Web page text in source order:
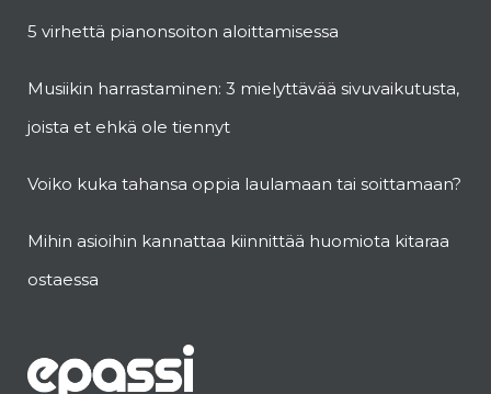
5 virhettä pianonsoiton aloittamisessa
Musiikin harrastaminen: 3 mielyttävää sivuvaikutusta,
joista et ehkä ole tiennyt
Voiko kuka tahansa oppia laulamaan tai soittamaan?
Mihin asioihin kannattaa kiinnittää huomiota kitaraa
ostaessa